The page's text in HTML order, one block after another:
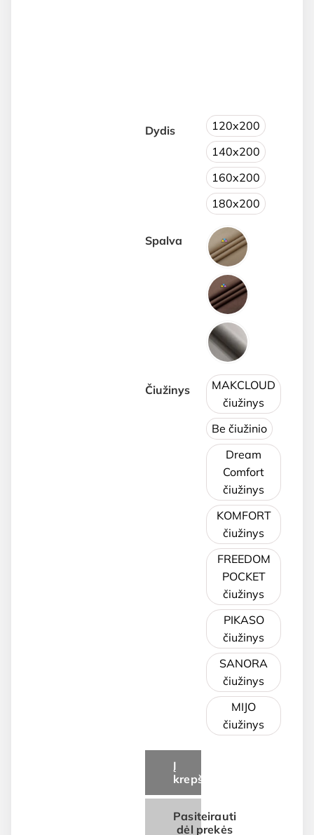
Dydis
120x200
140x200
160x200
180x200
Spalva
Čiužinys
MAKCLOUD
čiužinys
Be čiužinio
Dream
Comfort
čiužinys
KOMFORT
čiužinys
FREEDOM
POCKET
čiužinys
PIKASO
čiužinys
SANORA
čiužinys
MIJO
čiužinys
Į
krepšelį
Pasiteirauti
dėl prekės